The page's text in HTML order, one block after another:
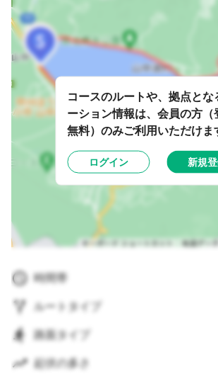
時間帯
ルートタイプ
路面タイプ
起伏の多さ
コースのルートや、拠点とな
ーション情報は、会員の方（
無料）のみご利用いただけま
ログイン 新規